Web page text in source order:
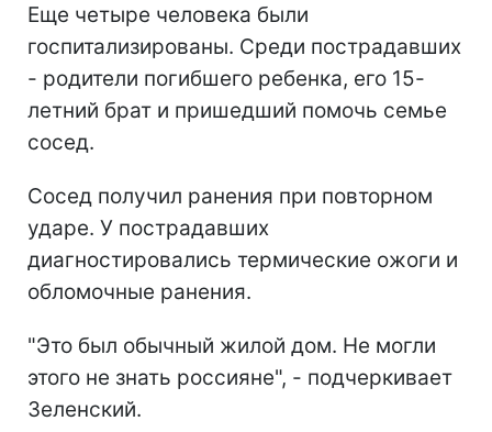
Еще четыре человека были
госпитализированы. Среди пострадавших
- родители погибшего ребенка, его 15-
летний брат и пришедший помочь семье
сосед.
Сосед получил ранения при повторном
ударе. У пострадавших
диагностировались термические ожоги и
обломочные ранения.
"Это был обычный жилой дом. Не могли
этого не знать россияне", - подчеркивает
Зеленский.